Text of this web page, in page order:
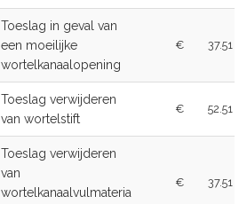
Toeslag in geval van
een moeilijke
wortelkanaalopening
€ 37.51
Toeslag verwijderen
van wortelstift
€ 52.51
Toeslag verwijderen
van
wortelkanaalvulmateria
€ 37.51